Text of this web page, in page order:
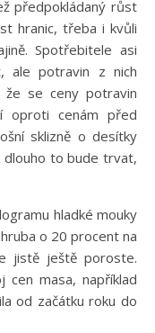
předpokládaný růst
hranic, třeba i kvůli
Spotřebitele asi
ale potravin z nich
se ceny potravin
oproti cenám před
sklizně o desítky
dlouho to bude trvat,
hladké mouky
o 20 procent na
jistě ještě poroste.
cen masa, například
od začátku roku do